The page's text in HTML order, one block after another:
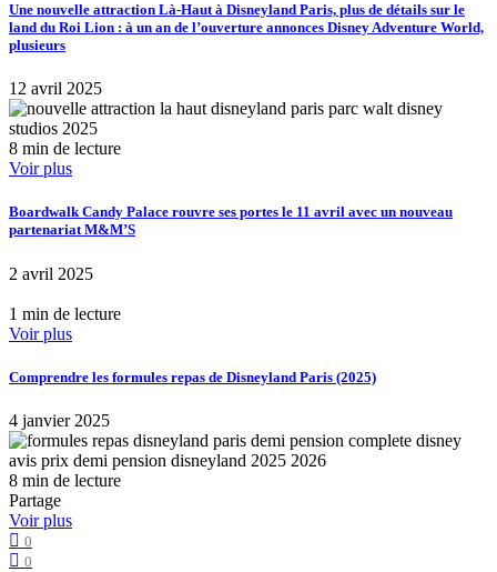
Une nouvelle attraction Là-Haut à Disneyland Paris, plus de détails sur le
land du Roi Lion : à un an de l’ouverture annonces Disney Adventure World,
plusieurs
12 avril 2025
8 min de lecture
Voir plus
Boardwalk Candy Palace rouvre ses portes le 11 avril avec un nouveau
partenariat M&M’S
2 avril 2025
1 min de lecture
Voir plus
Comprendre les formules repas de Disneyland Paris (2025)
4 janvier 2025
8 min de lecture
Partage
Voir plus
0
0